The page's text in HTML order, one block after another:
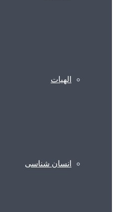
الهیات
انسان شناسی